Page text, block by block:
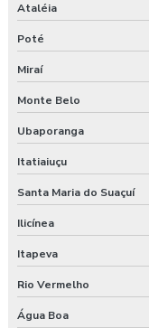
Ataléia
Poté
Miraí
Monte Belo
Ubaporanga
Itatiaiuçu
Santa Maria do Suaçuí
Ilicínea
Itapeva
Rio Vermelho
Água Boa